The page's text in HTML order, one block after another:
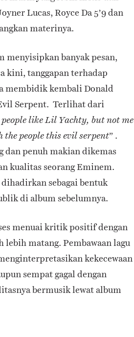
Lucas, Royce Da 5’9 dan
materinya.
menyisipkan banyak pesan,
kini, tanggapan terhadap
membidik kembali Donald
Serpent. Terlihat dari
people like Lil Yachty, but not me
people this evil serpent” .
dan penuh makian dikemas
kualitas seorang Eminem.
dihadirkan sebagai bentuk
di album sebelumnya.
menuai kritik positif dengan
matang. Pembawaan lagu
kekecewaan
sempat gagal dengan
bermusik lewat album